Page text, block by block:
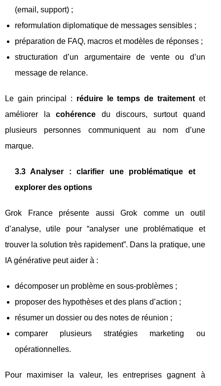
(email, support) ;
reformulation diplomatique de messages sensibles ;
préparation de FAQ, macros et modèles de réponses ;
structuration d’un argumentaire de vente ou d’un
message de relance.
Le gain principal : réduire le temps de traitementet
améliorer lacohérence du discours, surtout quand
plusieurs personnes communiquent au nom d’une
marque.
3.3 Analyser : clarifier une problématique et
explorer des options
Grok France présente aussi Grok comme un outil
d’analyse, utile pour “analyser une problématique et
trouver la solution très rapidement”. Dans la pratique, une
IA générative peut aider à :
décomposer un problème en sous-problèmes ;
proposer des hypothèses et des plans d’action ;
résumer un dossier ou des notes de réunion ;
comparer plusieurs stratégies marketing ou
opérationnelles.
Pour maximiser la valeur, les entreprises gagnent à